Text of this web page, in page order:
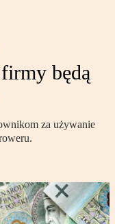
będą
za używanie